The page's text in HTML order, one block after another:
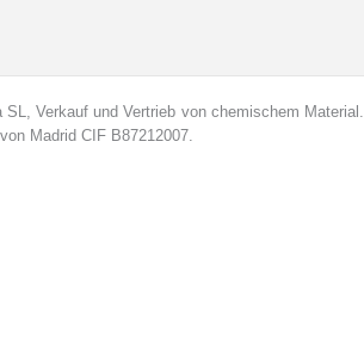
Verkauf und Vertrieb von chemischem Material.
Madrid CIF B87212007.